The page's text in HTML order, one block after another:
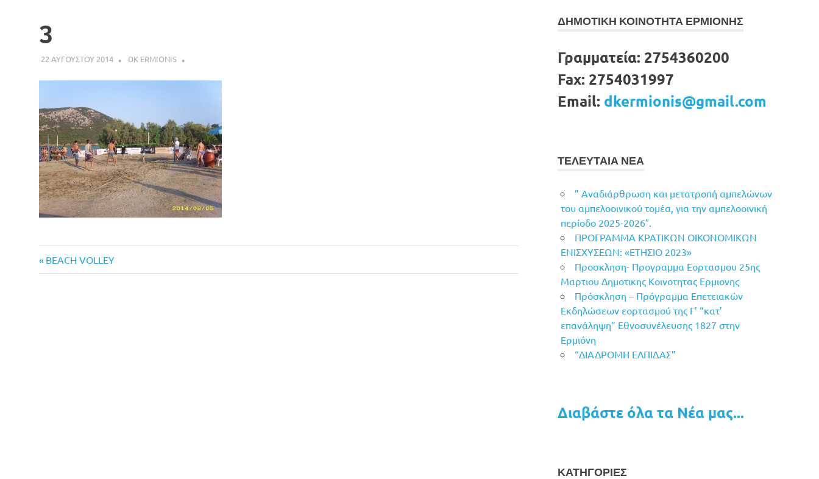
3
22 ΑΥΓΟΥΣΤΟΥ 2014 DK ERMIONIS
Πλοήγηση
Previous
Post:
BEACH VOLLEY
ΔΗΜΟΤΙΚΗ ΚΟΙΝΟΤΗΤΑ ΕΡΜΙΟΝΗΣ
Γραμματεία: 2754360200
Fax: 2754031997
Email: dkermionis@gmail.com
ΤΕΛΕΥΤΑΙΑ ΝΕΑ
” Αναδιάρθρωση και μετατροπή αμπελώνων
του αμπελοοινικού τομέα, για την αμπελοοινική
περίοδο 2025-2026″.
ΠΡΟΓΡΑΜΜΑ ΚΡΑΤΙΚΩΝ ΟΙΚΟΝΟΜΙΚΩΝ
ΕΝΙΣΧΥΣΕΩΝ: «ΕΤΗΣΙΟ 2023»
Προσκληση- Προγραμμα Εορτασμου 25ης
Μαρτιου Δημοτικης Κοινοτητας Ερμιονης
Πρόσκληση – Πρόγραμμα Επετειακών
Εκδηλώσεων εορτασμού της Γ’ “κατ’
επανάληψη” Εθνοσυνέλευσης 1827 στην
Ερμιόνη
“ΔΙΑΔΡΟΜΗ ΕΛΠΙΔΑΣ”
Διαβάστε όλα τα Νέα μας...
ΚΑΤΗΓΟΡΙΕΣ